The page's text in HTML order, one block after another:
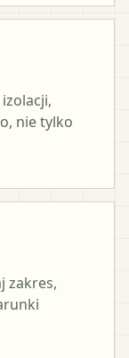
nie tylko
zakres,